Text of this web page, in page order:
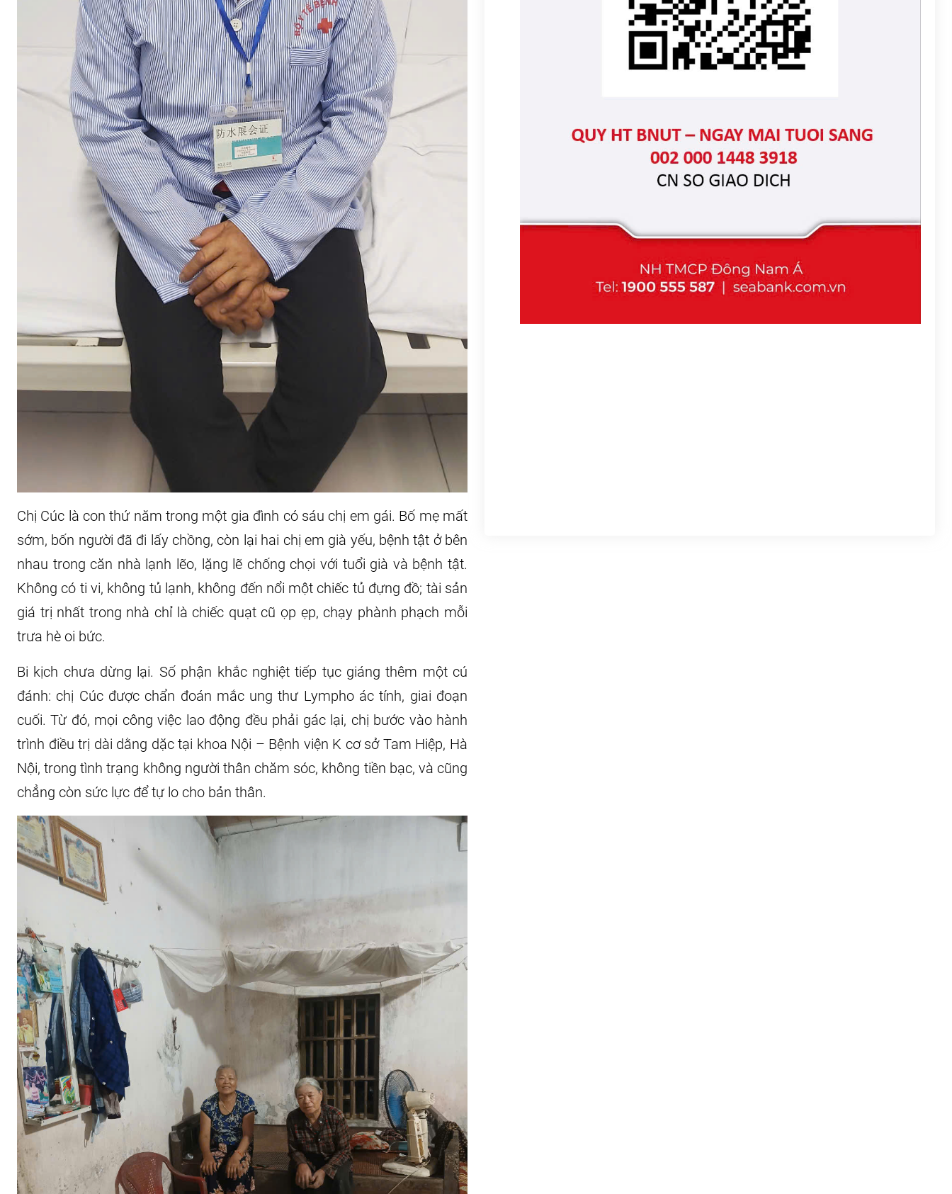
Chị Cúc là con thứ năm trong một gia đình có sáu chị em gái. Bố mẹ mất
sớm, bốn người đã đi lấy chồng, còn lại hai chị em già yếu, bệnh tật ở bên
nhau trong căn nhà lạnh lẽo, lặng lẽ chống chọi với tuổi già và bệnh tật.
Không có ti vi, không tủ lạnh, không đến nổi một chiếc tủ đựng đồ; tài sản
giá trị nhất trong nhà chỉ là chiếc quạt cũ ọp ẹp, chạy phành phạch mỗi
trưa hè oi bức.
Bi kịch chưa dừng lại. Số phận khắc nghiệt tiếp tục giáng thêm một cú
đánh: chị Cúc được chẩn đoán mắc ung thư Lympho ác tính, giai đoạn
cuối. Từ đó, mọi công việc lao động đều phải gác lại, chị bước vào hành
trình điều trị dài dằng dặc tại khoa Nội – Bệnh viện K cơ sở Tam Hiệp, Hà
Nội, trong tình trạng không người thân chăm sóc, không tiền bạc, và cũng
chẳng còn sức lực để tự lo cho bản thân.